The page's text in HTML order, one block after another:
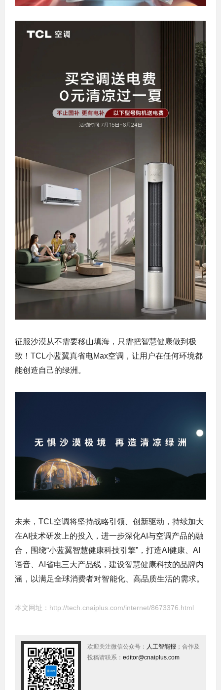
征服沙漠从不需要移山填海，只需把智慧健康做到极
致！TCL小蓝翼真省电Max空调，让用户在任何环境都
能创造自己的绿洲。
未来，TCL空调将坚持战略引领、创新驱动，持续加大
在AI技术研发上的投入，进一步深化AI与空调产品的融
合，围绕“小蓝翼智慧健康科技引擎”，打造AI健康、AI
语音、AI省电三大产品线，建设智慧健康科技的品牌内
涵，以满足全球消费者对智能化、高品质生活的需求。
本文网址： http://tech.cnaiplus.com/internet/8673376.html
欢迎关注微信公众号： 人工智能报 ；合作及
投稿请联系： editor@cnaiplus.com